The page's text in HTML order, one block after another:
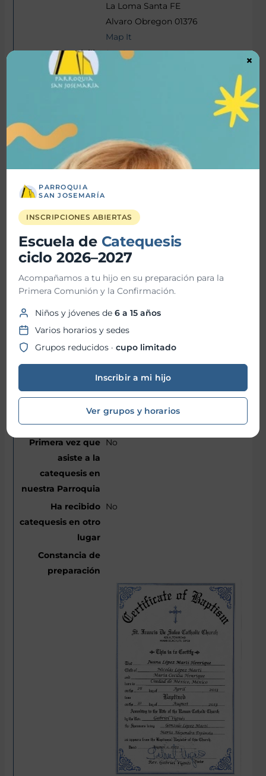
La Loma Santa FE
Alvaro Obregon 01376
Map It
(563) 031-1611
Sr. Dir. Marketing
nicolopezmarti@yahoo.com.ar
26/04/2013
Eton
6
12
Bautismo
Primera Comunión
Miércoles
No
No
PARROQUIA
SAN JOSEMARÍA
INSCRIPCIONES ABIERTAS
Escuela de Catequesis
ciclo 2026–2027
Acompañamos a tu hijo en su preparación para la
Primera Comunión y la Confirmación.
Niños y jóvenes de6 a 15 años
Varios horarios y sedes
Grupos reducidos ·cupo limitado
Inscribir a mi hijo
Ver grupos y horarios
×